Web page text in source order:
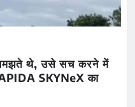
थे, उसे सच करने में
SKYNeX का